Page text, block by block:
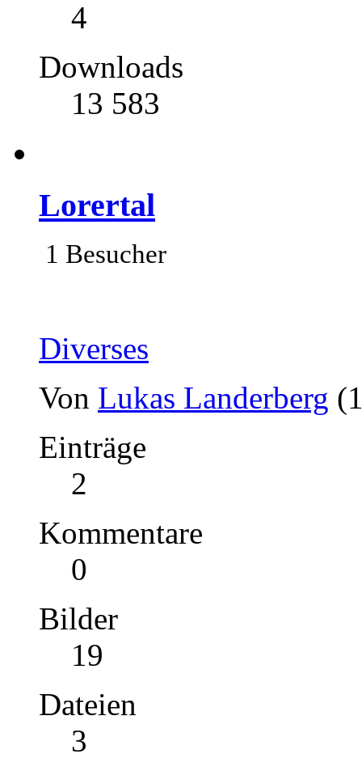
4
Downloads
13 583
Lorertal
1 Besucher
Diverses
Von Lukas Landerberg
Einträge
2
Kommentare
0
Bilder
19
Dateien
3